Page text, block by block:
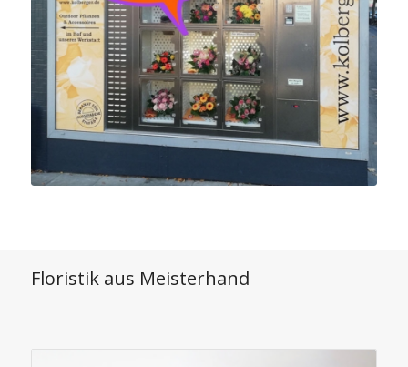
Floristik aus Meisterhand